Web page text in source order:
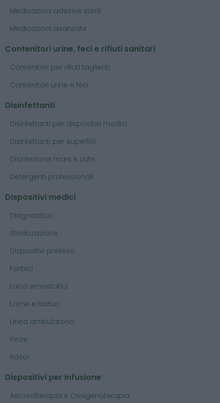
Medicazioni adesive sterili
Medicazioni avanzate
Contenitori urine, feci e rifiuti sanitari
Contenitori per rifiuti taglienti
Contenitori urine e feci
Disinfettanti
Disinfettanti per dispositivi medici
Disinfettanti per superfici
Disinfezione mani e cute
Detergenti professionali
Dispositivi medici
Diagnostica
Sterilizzazione
Dispositivi prelievo
Forbici
Lacci emostatici
Lame e bisturi
Linea ambulatorio
Pinze
Rasoi
Dispositivi per infusione
Aerosolterapia e Ossigenoterapia